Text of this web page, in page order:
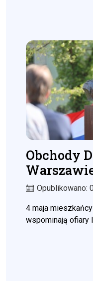
Obchody
Opublikowano:
4 maja
wspominają ofiary